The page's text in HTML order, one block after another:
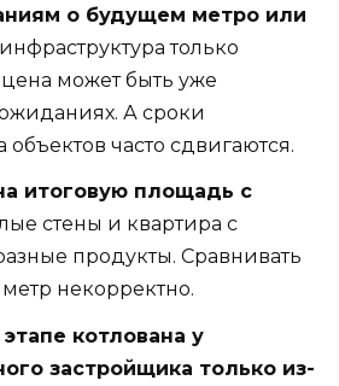
о будущем метро или
только
может быть уже
А сроки
объектов часто сдвигаются.
итоговую площадь с
стены и квартира с
продукты. Сравнивать
некорректно.
котлована у
застройщика только из-